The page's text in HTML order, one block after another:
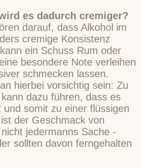
es dadurch cremiger?
darauf, dass Alkohol im
cremige Konsistenz
ein Schuss Rum oder
besondere Note verleihen
schmecken lassen.
hierbei vorsichtig sein: Zu
dazu führen, dass es
somit zu einer flüssigen
der Geschmack von
jedermanns Sache -
sollten davon ferngehalten